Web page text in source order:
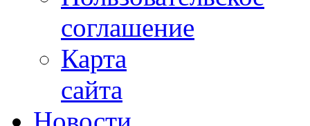
соглашение
Карта
сайта